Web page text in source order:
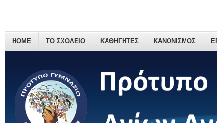
HOME ΤΟ ΣΧΟΛΕΙΟ ΚΑΘΗΓΗΤΕΣ ΚΑΝΟΝΙΣΜΟΣ